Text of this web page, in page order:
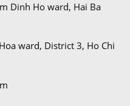
Dinh Ho ward, Hai Ba
ward, District 3, Ho Chi